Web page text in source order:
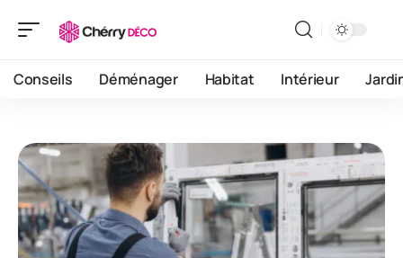
Conseils Déménager Habitat Intérieur